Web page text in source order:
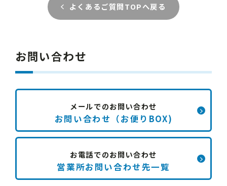
よくあるご質問TOPへ戻る
お問い合わせ
メールでのお問い合わせ
お問い合わせ（お便りBOX)
お電話でのお問い合わせ
営業所お問い合わせ先一覧